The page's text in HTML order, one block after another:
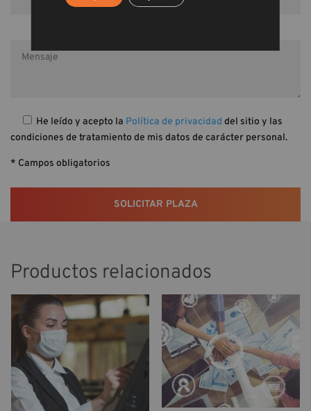
He leído y acepto la Política de privacidad del sitio y las
condiciones de tratamiento de mis datos de carácter personal.
* Campos obligatorios
Productos relacionados